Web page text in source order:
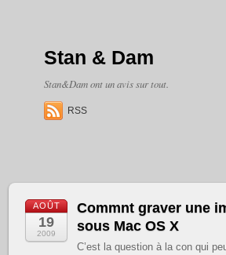
Stan & Dam
Stan&Dam ont un avis sur tout.
RSS
AOÛT
19
2009
Commnt graver une
sous Mac OS X
C’est la question à la con qui